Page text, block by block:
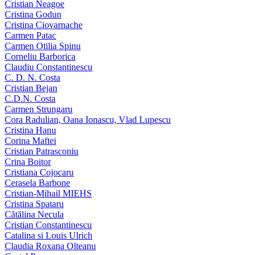
Cristian Neagoe
Cristina Godun
Cristina Ciovarnache
Carmen Patac
Carmen Otilia Spinu
Corneliu Barborica
Claudiu Constantinescu
C. D. N. Costa
Cristian Bejan
C.D.N. Costa
Carmen Strungaru
Cora Radulian, Oana Ionascu, Vlad Lupescu
Cristina Hanu
Corina Maftei
Cristian Patrasconiu
Crina Boitor
Cristiana Cojocaru
Cerasela Barbone
Cristian-Mihail MIEHS
Cristina Spataru
Cătălina Necula
Cristian Constantinescu
Catalina si Louis Ulrich
Claudia Roxana Olteanu